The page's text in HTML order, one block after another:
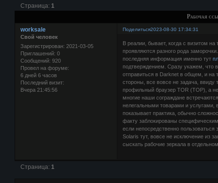
Рабочая
Страница: 1
Поделиться2023-08-30 17:34:31
worksale
Свой человек
Зарегистрирован: 2021-03-05
Приглашений: 0
Сообщений: 920
Провел на форуме:
6 дней 6 часов
Последний визит:
Вчера 21:45:56
В реалии, бывает, когда с визитом
проявляются разного рода
последняя информация именно тут
подтверждением. Сразу укажем, что
отправиться в Darknet в общем, и на
стороны, все вовсе не задача, ввиду
профильный браузер TOR (ТОР), а
многие наши сограждане
нелегальными товарами и услугами,
показывает практика, обычно
факту заблокированы
если непосредственно
Solaris тут, вовсе не исключение из
сыскать рабочие зеркала в
Страница: 1